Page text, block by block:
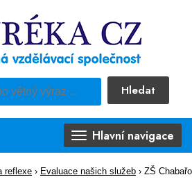
Hledat
webu použijte předdefinovaný výběr
Hlavní navigace
reflexe › Evaluace našich služeb › ZŠ